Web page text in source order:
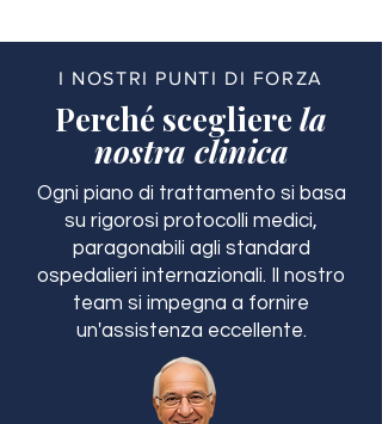
I NOSTRI PUNTI DI FORZA
Perché scegliere la
nostra clinica
Ogni piano di trattamento si basa
su rigorosi protocolli medici,
paragonabili agli standard
ospedalieri internazionali. Il nostro
team si impegna a fornire
un'assistenza eccellente.